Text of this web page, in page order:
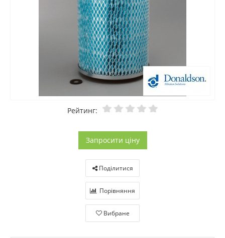
Рейтинг:
Запросити ціну
Поділитися
Порівняння
Вибране